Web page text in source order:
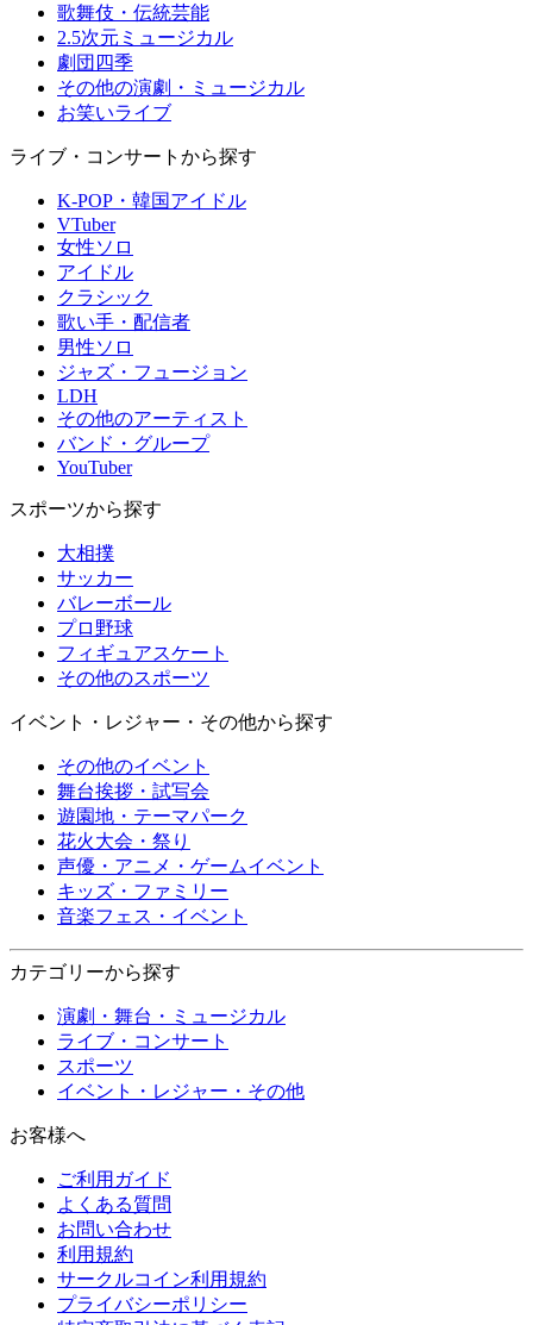
歌舞伎・伝統芸能
2.5次元ミュージカル
劇団四季
その他の演劇・ミュージカル
お笑いライブ
ライブ・コンサートから探す
K-POP・韓国アイドル
VTuber
女性ソロ
アイドル
クラシック
歌い手・配信者
男性ソロ
ジャズ・フュージョン
LDH
その他のアーティスト
バンド・グループ
YouTuber
スポーツから探す
大相撲
サッカー
バレーボール
プロ野球
フィギュアスケート
その他のスポーツ
イベント・レジャー・その他から探す
その他のイベント
舞台挨拶・試写会
遊園地・テーマパーク
花火大会・祭り
声優・アニメ・ゲームイベント
キッズ・ファミリー
音楽フェス・イベント
カテゴリーから探す
演劇・舞台・ミュージカル
ライブ・コンサート
スポーツ
イベント・レジャー・その他
お客様へ
ご利用ガイド
よくある質問
お問い合わせ
利用規約
サークルコイン利用規約
プライバシーポリシー